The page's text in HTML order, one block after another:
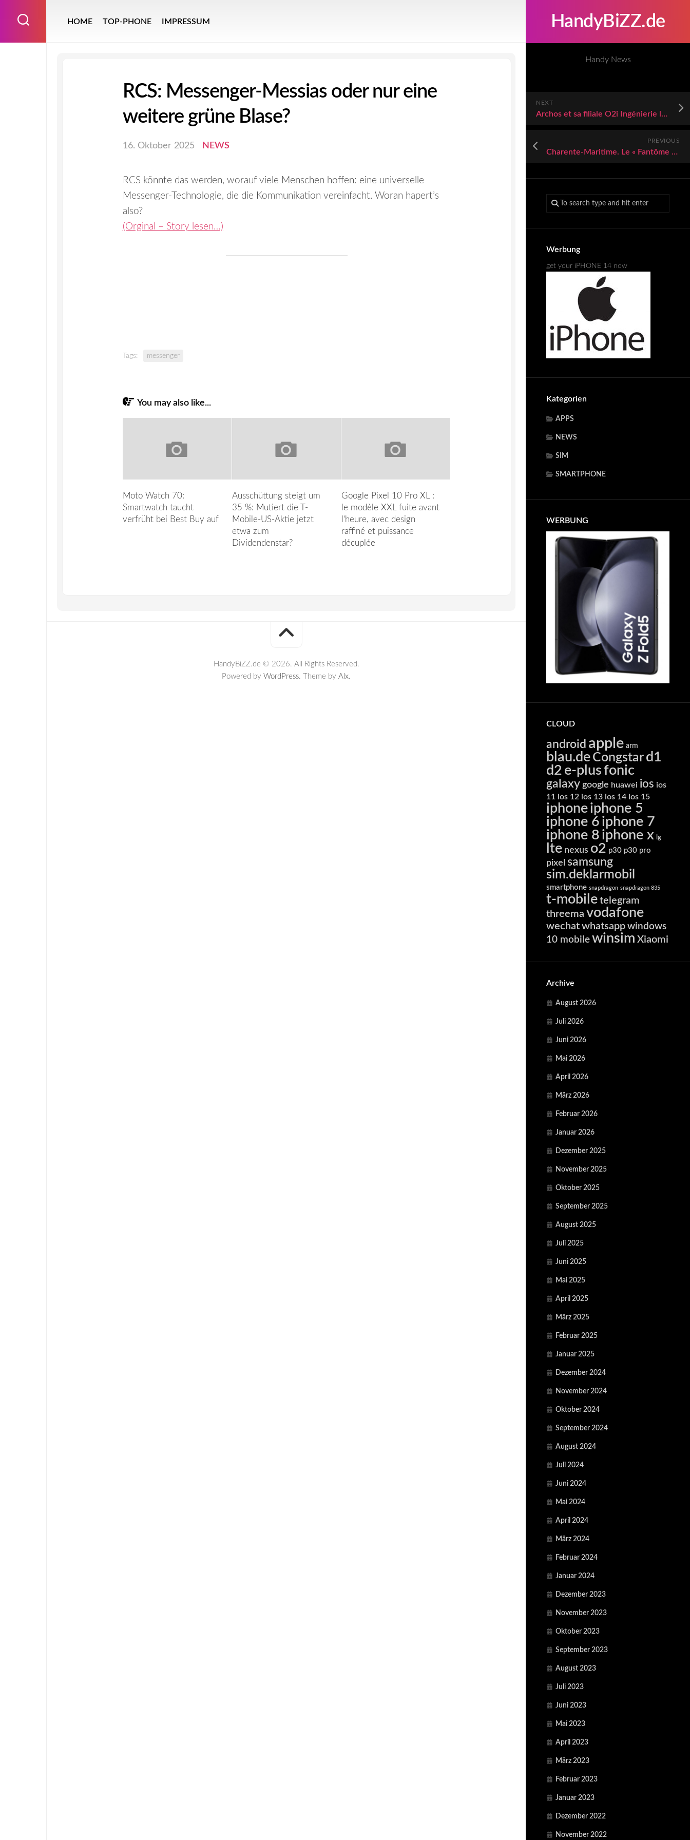
HandyBiZZ.de
Handy News
NEXT
Archos et sa filiale O2i Ingénierie lancent leur plateforme e-Commerce O2i Extended
PREVIOUS
Charente-Maritime. Le « Fantôme des mers » disparaît durant une heure après un signal de détresse
Werbung
get your iPHONE 14 now
Kategorien
APPS
NEWS
SIM
SMARTPHONE
WERBUNG
CLOUD
android apple arm
blau.de Congstar d1
d2 e-plusfonic
galaxy google huawei ios ios
11 ios 12 ios 13 ios 14 ios 15
iphoneiphone 5
iphone 6 iphone 7
iphone 8 iphone x lg
lte nexus o2 p30 p30 pro
pixel samsung
sim.deklarmobil
smartphone snapdragon snapdragon 835
t-mobile telegram
threema vodafone
wechat whatsapp windows
10 mobile winsim Xiaomi
Archive
August 2026
Juli 2026
Juni 2026
Mai 2026
April 2026
März 2026
Februar 2026
Januar 2026
Dezember 2025
November 2025
Oktober 2025
September 2025
August 2025
Juli 2025
Juni 2025
Mai 2025
April 2025
März 2025
Februar 2025
Januar 2025
Dezember 2024
November 2024
Oktober 2024
September 2024
August 2024
Juli 2024
Juni 2024
Mai 2024
April 2024
März 2024
Februar 2024
Januar 2024
Dezember 2023
November 2023
Oktober 2023
September 2023
August 2023
Juli 2023
Juni 2023
Mai 2023
April 2023
März 2023
Februar 2023
Januar 2023
Dezember 2022
November 2022
HOME TOP-PHONE IMPRESSUM
RCS: Messenger-Messias oder nur eine
weitere grüne Blase?
16. Oktober 2025 NEWS
RCS könnte das werden, worauf viele Menschen hoffen: eine universelle
Messenger-Technologie, die die Kommunikation vereinfacht. Woran hapert’s
also?
(Orginal – Story lesen…)
Tags: messenger
You may also like...
Moto Watch 70:
Smartwatch taucht
verfrüht bei Best Buy auf
Ausschüttung steigt um
35 %: Mutiert die T-
Mobile-US-Aktie jetzt
etwa zum
Dividendenstar?
Google Pixel 10 Pro XL :
le modèle XXL fuite avant
l’heure, avec design
raffiné et puissance
décuplée
HandyBiZZ.de © 2026. All Rights Reserved.
Powered by WordPress. Theme by Alx.